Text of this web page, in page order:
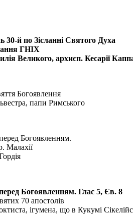
30-й по Зісланні Святого Духа
ГНІХ
Великого, архиєп. Кесарії
Богоявлення
папи Римського
Богоявленням.
Малахії
Богоявленням. Глас 5, Єв. 8
70 апостолів
ігумена, що в Кукумі